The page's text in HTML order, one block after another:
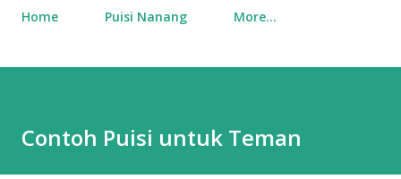
Home Puisi Nanang More…
Contoh Puisi untuk Teman